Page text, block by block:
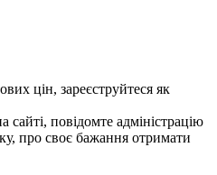
цін, зареєструйтеся як
повідомте адміністрацію
про своє бажання отримати